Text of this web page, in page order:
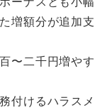
増額分が追加支
〜二千円増やす
付けるハラスメ